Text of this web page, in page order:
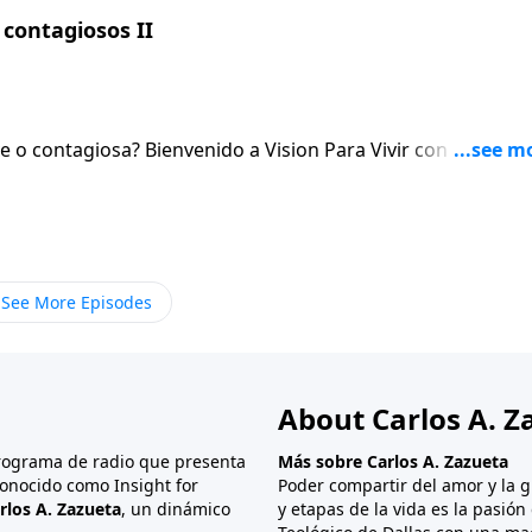
II
Para Vivir con el pastor
See More Episodes
de radio que presenta
como Insight for
A. Zazueta, un dinámico
About Carlos A.
Más sobre Carlos A. Zazueta
Poder compartir del amor y la
y etapas de la vida es la